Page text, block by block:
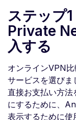
ステップ
Private
入する
オンラインVPN
サービスを選び
直接お支払い方
にするために、
表示するために使